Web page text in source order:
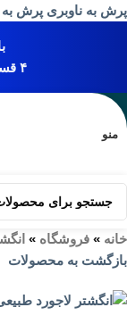
پرش به ناوبری پرش
۴ قسط
منو
خانه » فروشگاه »
بازگشت به محصولات